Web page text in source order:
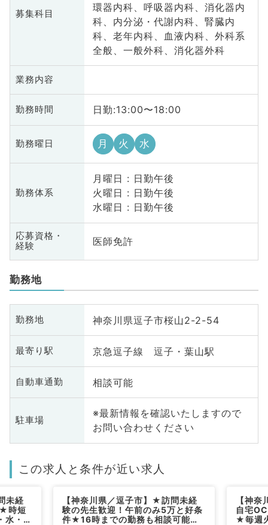
募集科目
環器内科、呼吸器内科、消化器内
科、内分泌・代謝内科、腎臓内
科、老年内科、血液内科、外科系
全般、一般外科、消化器外科
業務内容
勤務時間 日勤:13:00〜18:00
勤務曜日 月 火 水
勤務体系
月曜日 : 日勤午後
火曜日 : 日勤午後
水曜日 : 日勤午後
応募資格・
経験
医師免許
勤務地
勤務地 神奈川県逗子市桜山2-2-54
最寄り駅 京急逗子線 逗子・葉山駅
自動車通勤 相談可能
駐車場
※最新情報を確認いたしますので
お問い合わせください
この求人と条件が近い求人
未経
時短
水・金
【神奈川県／逗子市】★訪問未経
験の先生歓迎！午前のみ5万と好条
件★16時までの勤務も相談可能！
【神
自宅
★毎週